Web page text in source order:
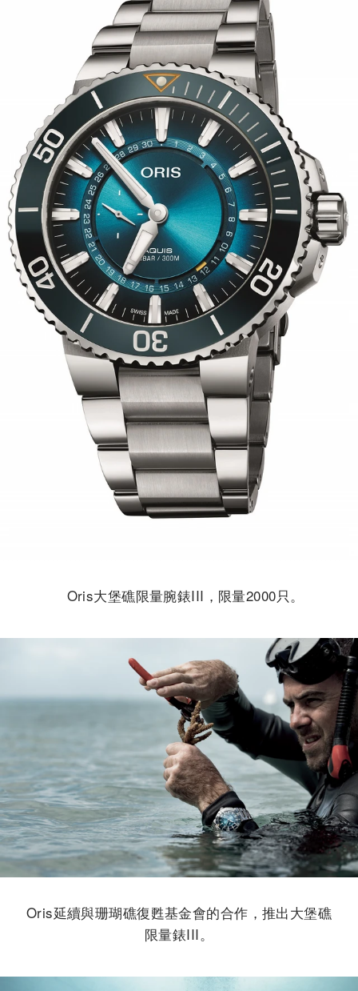
Oris大堡礁限量腕錶III，限量2000只。
Oris延續與珊瑚礁復甦基金會的合作，推出大堡礁
限量錶III。